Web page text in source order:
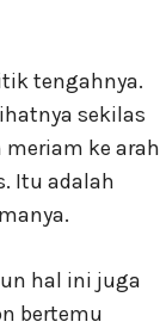
tengahnya.
sekilas
ke arah
Itu adalah
hal ini juga
bertemu